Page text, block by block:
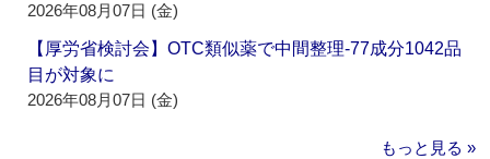
2026年08月07日 (金)
【厚労省検討会】OTC類似薬で中間整理‐77成分1042品
目が対象に
2026年08月07日 (金)
もっと見る »